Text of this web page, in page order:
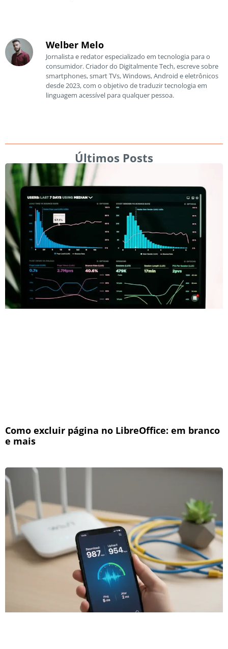
Welber Melo
Jornalista e redator especializado em tecnologia para o
consumidor. Criador do Digitalmente Tech, escreve sobre
smartphones, smart TVs, Windows, Android e eletrônicos
desde 2023, com o objetivo de traduzir tecnologia em
linguagem acessível para qualquer pessoa.
Últimos Posts
Como excluir página no LibreOffice: em branco
e mais